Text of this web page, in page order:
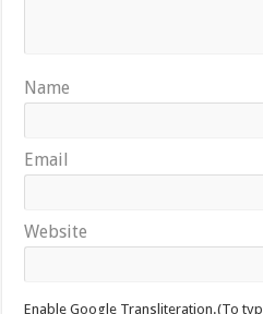
Name
Email
Website
Enable Google Transliteration.(To